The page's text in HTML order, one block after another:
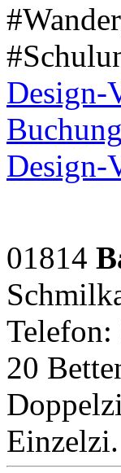
Design-
Design-
01814
Telefon:
20